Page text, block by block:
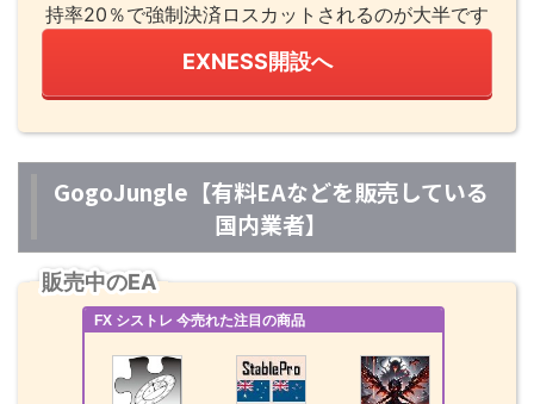
持率20％で強制決済ロスカットされるのが大半です
EXNESS開設へ
GogoJungle【有料EAなどを販売している
国内業者】
販売中のEA